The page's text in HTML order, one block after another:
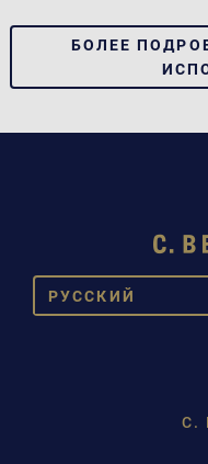
БОЛЕЕ
PУССКИЙ
C.